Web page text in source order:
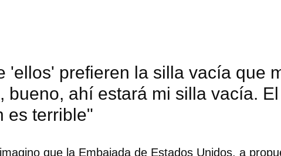
'ellos' prefieren la silla vacía que
bueno, ahí estará mi silla vacía.
es terrible"
que la Embajada de Estados Unidos, a